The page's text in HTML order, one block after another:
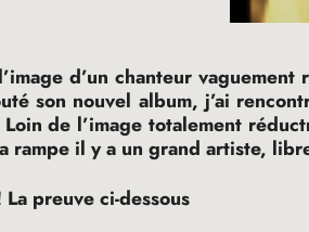
d’un chanteur
son nouvel album, j’ai
de l’image totalement
rampe il y a un grand artiste,
La preuve ci-dessous